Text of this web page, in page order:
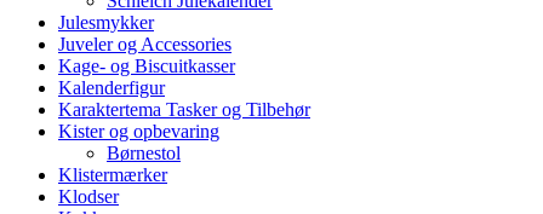
Julesmykker
Juveler og Accessories
Kage- og Biscuitkasser
Kalenderfigur
Karaktertema Tasker og Tilbehør
Kister og opbevaring
Børnestol
Klistermærker
Klodser